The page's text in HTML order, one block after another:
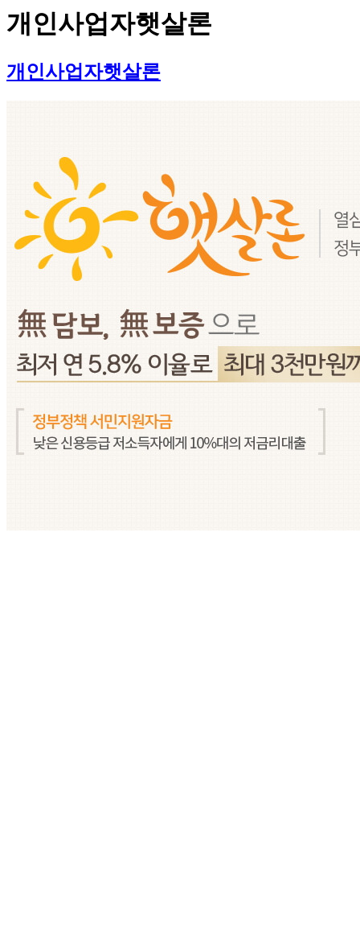
개인사업자햇살론
개인사업자햇살론